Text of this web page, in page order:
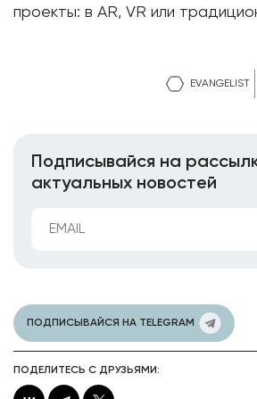
EVANGELIST
проекты: в AR, VR или
Подписывайся на
актуальных новостей
ПОДПИСЫВАЙСЯ НА TELEGRAM
ПОДЕЛИТЕСЬ С ДРУЗЬЯМИ: